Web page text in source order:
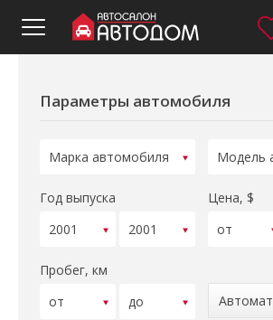
Параметры автомобиля
Год выпуска Цена, $
Пробег, км
Автомат